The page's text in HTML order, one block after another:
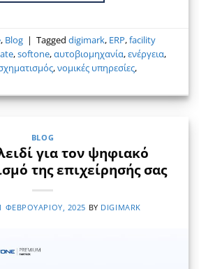
, Blog | Taggeddigimark, ERP,facility
,softone,αυτοβιομηχανία,ενέργεια,
,νομικές υπηρεσίες,
BLOG
για τον ψηφιακό
της επιχείρησής σας
ΦΕΒΡΟΥΑΡΊΟΥ, 2025 BY DIGIMARK